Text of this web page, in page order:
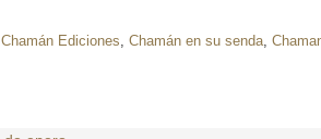
Chamán Ediciones, Chamán en su senda,